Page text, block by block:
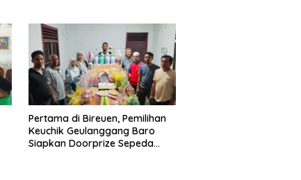
Pertama di Bireuen, Pemilihan
Keuchik Geulanggang Baro
Siapkan Doorprize Sepeda